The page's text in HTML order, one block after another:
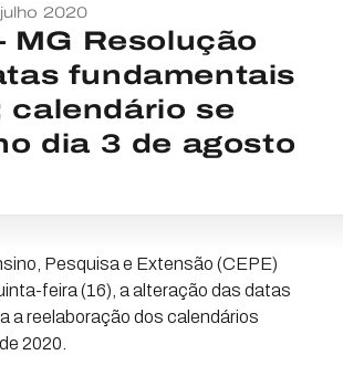
2020
MG Resolução
fundamentais
calendário se
dia 3 de agosto
Pesquisa e Extensão (CEPE)
feira (16), a alteração das datas
a reelaboração dos calendários
2020.